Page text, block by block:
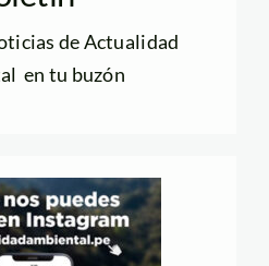
de Actualidad
en tu buzón